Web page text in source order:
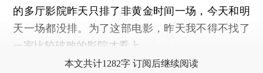
的多厅影院昨天只排了非黄金时间一场，今天和明
天一场都没排。为了这部电影，昨天我不得不找了
一家比较破败的影院才看上。
本文共计1282字 订阅后继续阅读